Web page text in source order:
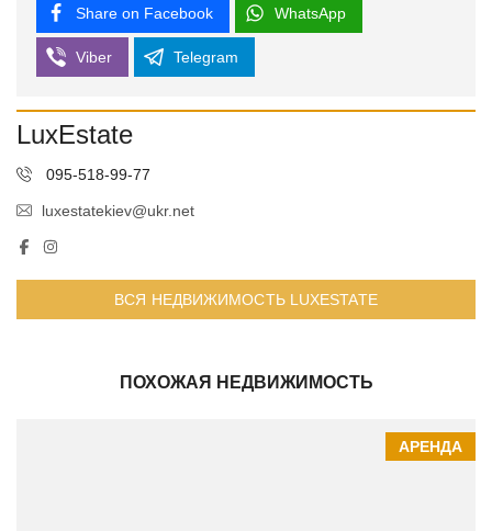
Share on Facebook WhatsApp
Viber Telegram
LuxEstate
095-518-99-77
luxestatekiev@ukr.net
ВСЯ НЕДВИЖИМОСТЬ LUXESTATE
ПОХОЖАЯ НЕДВИЖИМОСТЬ
АРЕНДА